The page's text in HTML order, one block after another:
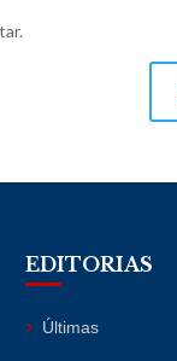
EDITORIAS
Últimas